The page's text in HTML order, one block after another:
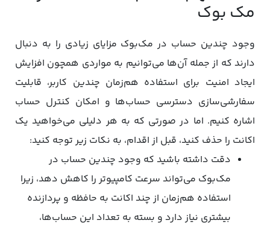
مک بوک
وجود چندین حساب در مک‌بوک مزایای زیادی را به دنبال
دارند که از جمله آن‌ها می‌توانیم به مواردی همچون افزایش
ایجاد امنیت برای استفاده هم‌زمان چندین کاربر، قابلیت
سفارشی‌سازی دسترسی حساب‌ها و امکان کنترل حساب
اشاره کنیم. اما در صورتی که به هر دلیلی می‌خواهید یک
اکانت را حذف کنید، قبل از اقدام، به نکات زیر توجه کنید:
دقت داشته باشید که وجود چندین حساب در
مک‌بوک می‌تواند سرعت کامپیوتر را کاهش دهد، زیرا
استفاده هم‌زمان از چند اکانت به حافظه و پردازنده
بیشتری نیاز دارد و بسته به تعداد این حساب‌ها،